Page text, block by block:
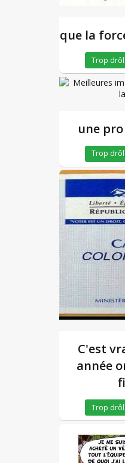
que la
Trop
une
Trop
C'est
année
Trop